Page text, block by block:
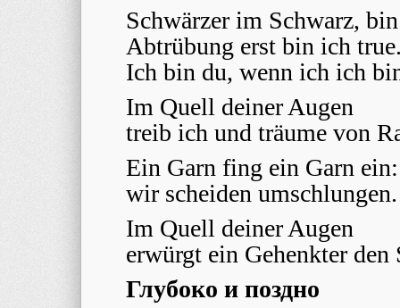
Schwärzer im Schwarz,
Abtrübung erst bin ich
Ich bin du, wenn ich ich
Im Quell deiner Augen
treib ich und träumе von
Ein Garn fing ein Garn ein:
wir scheiden umschlungen.
Im Quell deiner Augen
erwürgt ein Gehenkter den
Глубоко и поздно